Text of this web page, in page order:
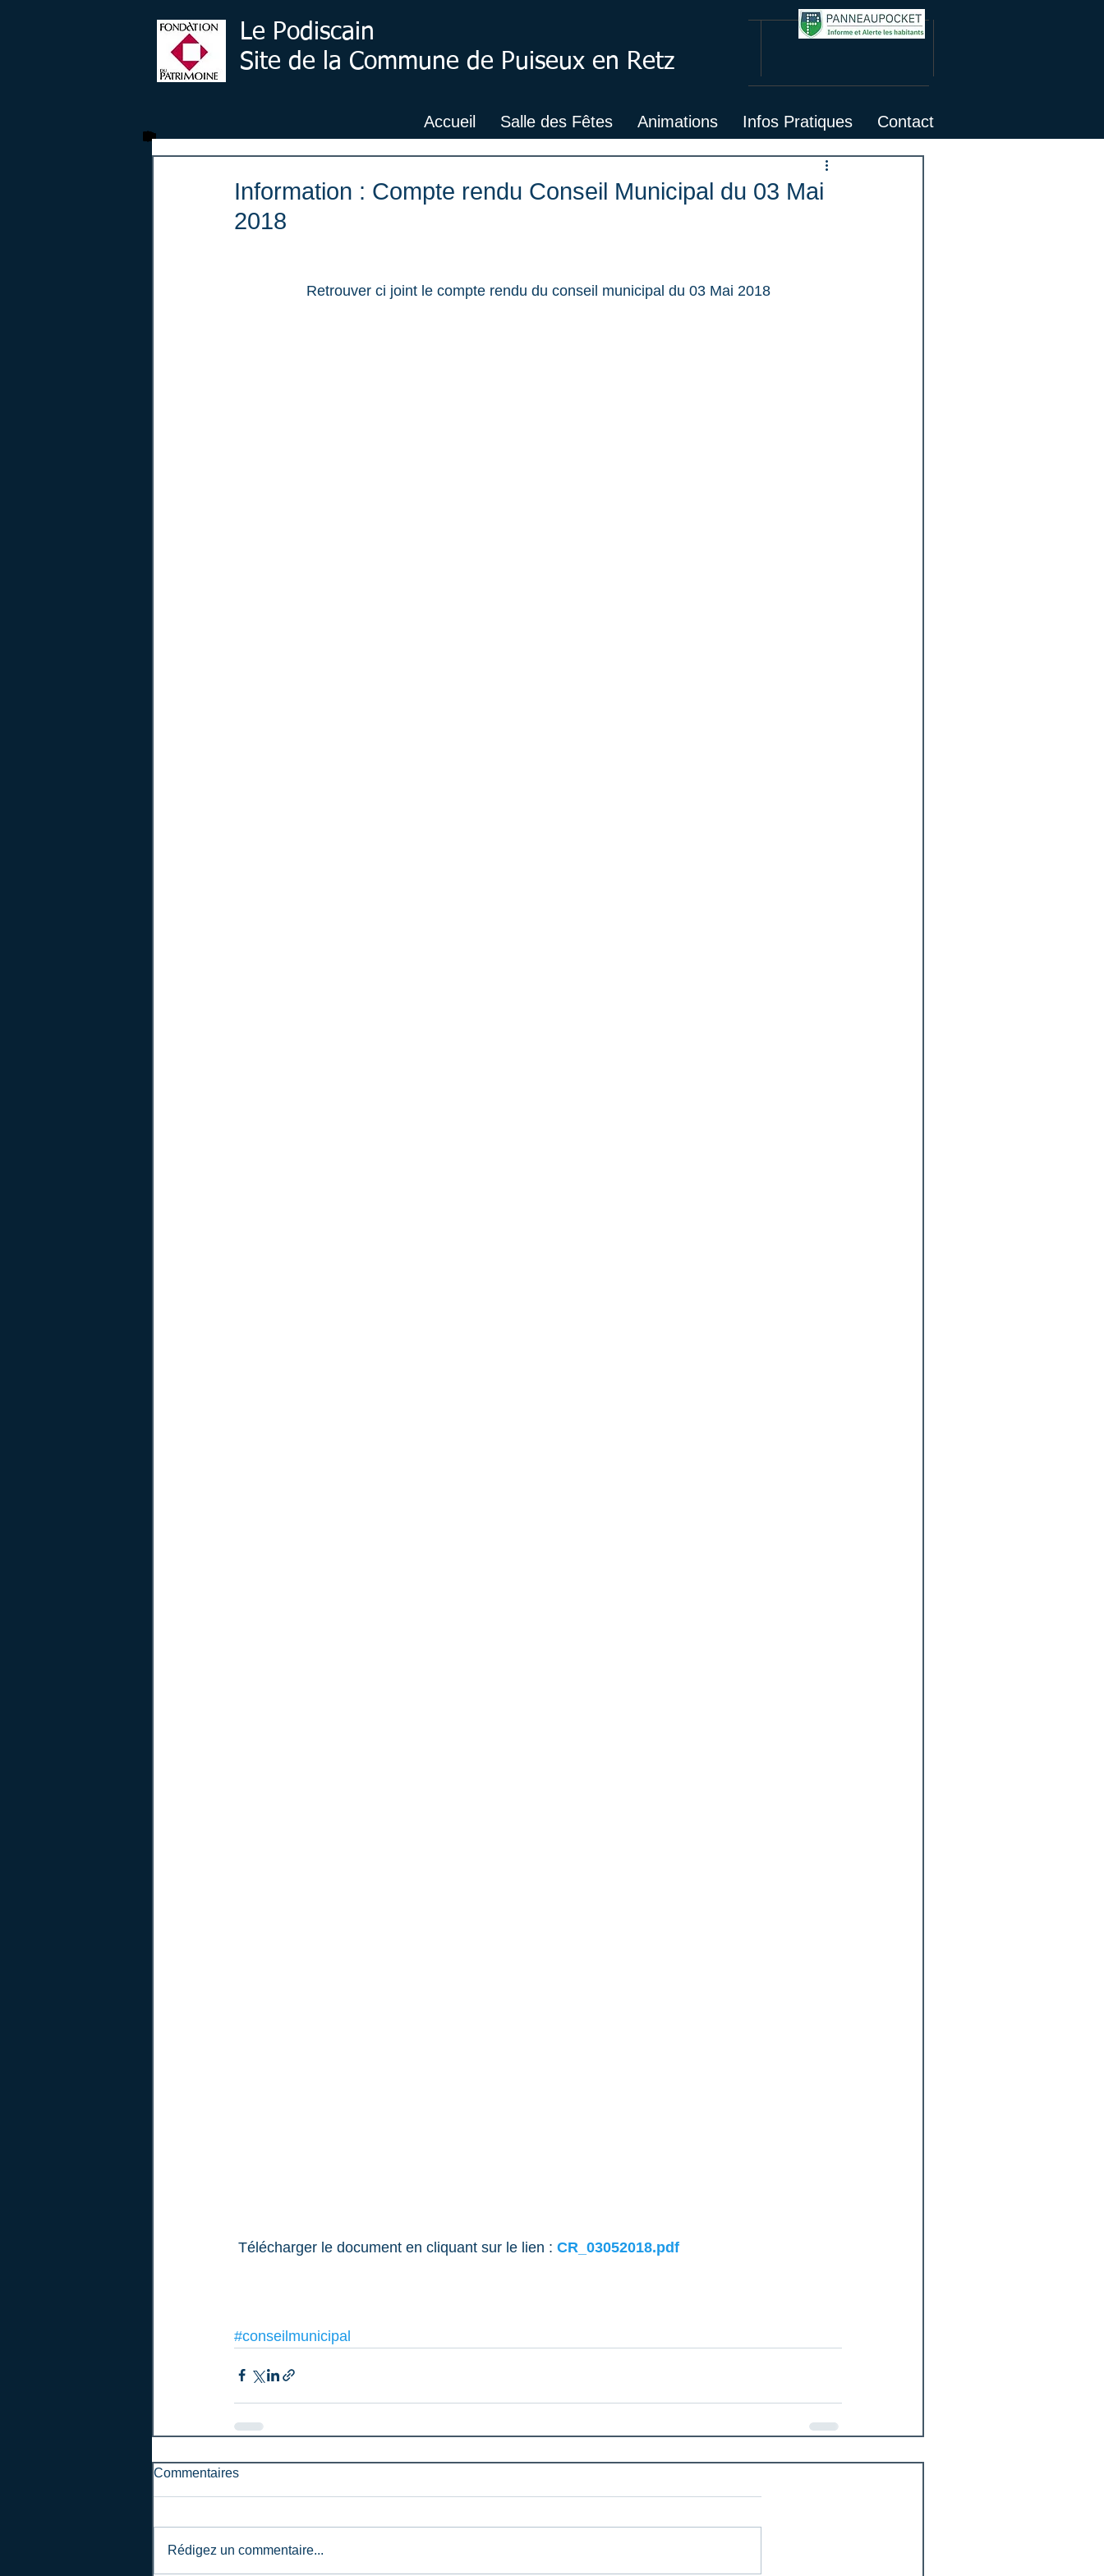
Le Podiscain
Site de la Commune de Puiseux en Retz
Accueil Salle des Fêtes Animations Infos Pratiques Contact
Information : Compte rendu Conseil Municipal du 03 Mai
2018
Retrouver ci joint le compte rendu du conseil municipal du 03 Mai 2018
Télécharger le document en cliquant sur le lien : CR_03052018.pdf
#conseilmunicipal
Commentaires
Rédigez un commentaire...